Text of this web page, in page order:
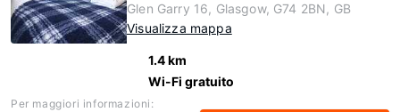
Glen Garry 16, Glasgow, G74 2BN, GB
Visualizza mappa
1.4 km
Wi-Fi gratuito
Per maggiori informazioni: